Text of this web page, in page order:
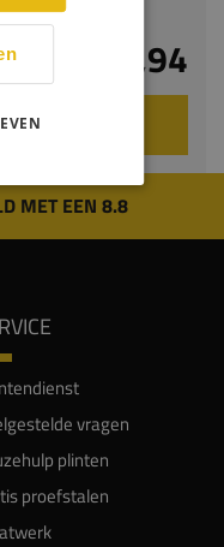
€ 25,94
MET EEN 8.8
vragen
plinten
proefstalen